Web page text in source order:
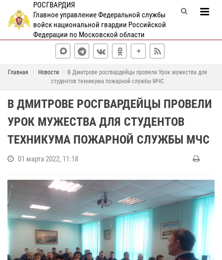
РОСГВАРДИЯ
Главное управление Федеральной службы
войск национальной гвардии Российской
Федерации по Московской области
Главная Новости
В Дмитрове росгвардейцы провели Урок мужества для
студентов техникума пожарной службы МЧС
В ДМИТРОВЕ РОСГВАРДЕЙЦЫ ПРОВЕЛИ
УРОК МУЖЕСТВА ДЛЯ СТУДЕНТОВ
ТЕХНИКУМА ПОЖАРНОЙ СЛУЖБЫ МЧС
01 марта 2022, 11:18